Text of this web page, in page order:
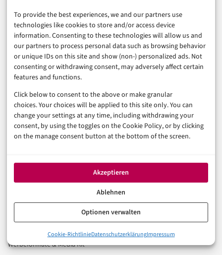
To provide the best experiences, we and our partners use
technologies like cookies to store and/or access device
information. Consenting to these technologies will allow us and
our partners to process personal data such as browsing behavior
or unique IDs on this site and show (non-) personalized ads. Not
consenting or withdrawing consent, may adversely affect certain
features and functions.
Click below to consent to the above or make granular
choices. Your choices will be applied to this site only. You can
change your settings at any time, including withdrawing your
consent, by using the toggles on the Cookie Policy, or by clicking
on the manage consent button at the bottom of the screen.
Akzeptieren
Ablehnen
Optionen verwalten
Cookie-RichtlinieDatenschutzerklärungImpressum
Digitalisierung, KI, E-Commerce, FinTech und Trends der
digitalen Wirtschaft.
Rubriken
Künstliche Intelligenz
E-Commerce & Handel
Consumer & Digital Life
Marketing
Finanzen & FinTech
Sicherheit & Recht
Unsere Redaktion
Werbeformate & Media Kit